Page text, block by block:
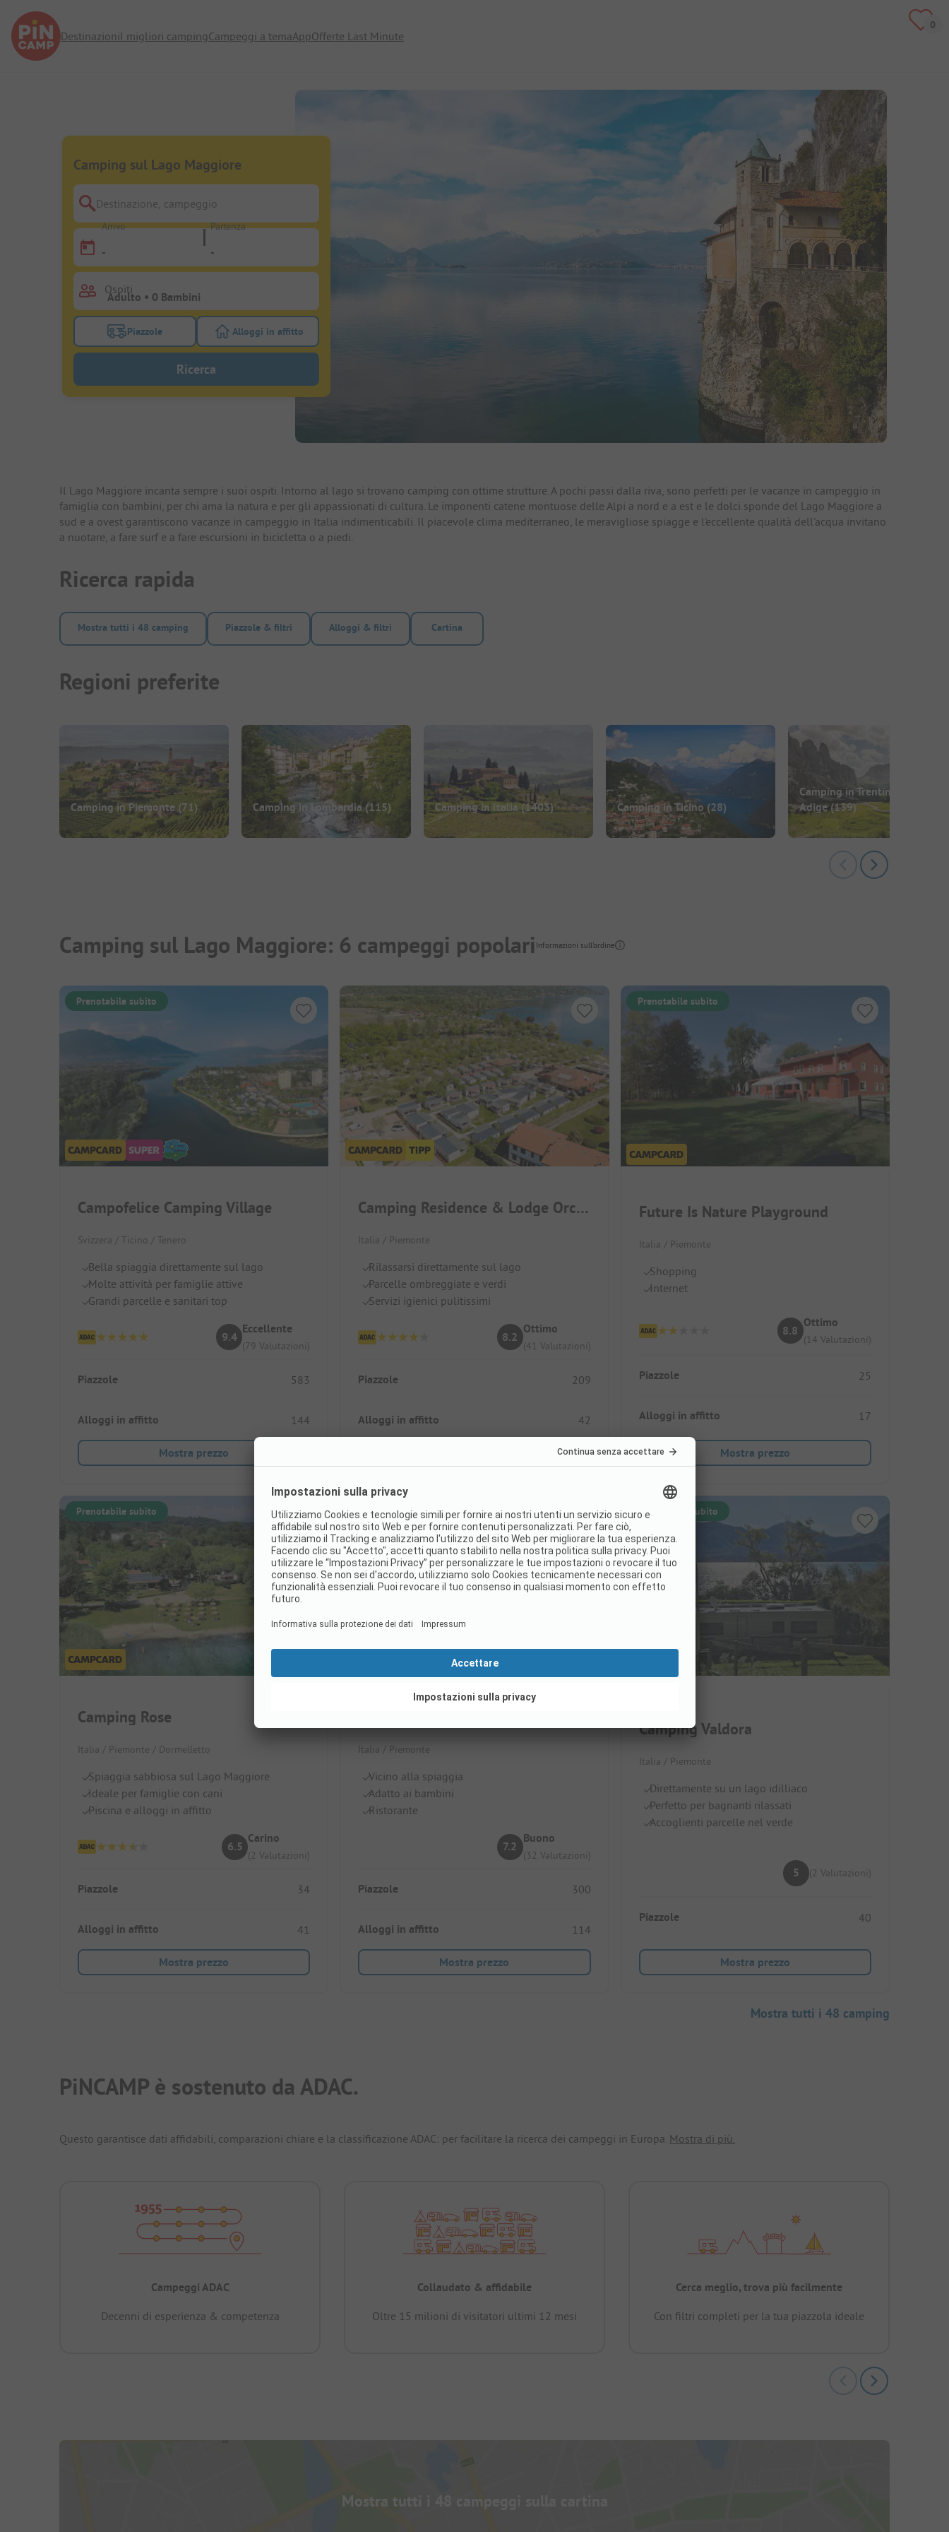
DestinazioniI migliori campingCampeggi a temaAppOfferte Last Minute
Camping sul Lago Maggiore
Destinazione, campeggio
Arrivo
-
Partenza
-
Ospiti
Attivare il filtro piazzole per cercare piazzole
Piazzole Attivare il filtro alloggi-in-affitto per cercare alloggi-in-affitto
Alloggi in affitto
Ricerca
Il Lago Maggiore incanta sempre i suoi ospiti. Intorno al lago si trovano camping con ottime strutture. A pochi passi dalla riva, sono perfetti per le vacanze in campeggio in
famiglia con bambini, per chi ama la natura e per gli appassionati di cultura. Le imponenti catene montuose delle Alpi a nord e a est e le dolci sponde del Lago Maggiore a
sud e a ovest garantiscono vacanze in campeggio in Italia indimenticabili. Il piacevole clima mediterraneo, le meravigliose spiagge e l'eccellente qualità dell'acqua invitano
a nuotare, a fare surf e a fare escursioni in bicicletta o a piedi.
Ricerca rapida
Mostra tutti i 48 camping Piazzole & filtri Alloggi & filtri Cartina
Regioni preferite
Camping in Piemonte (71) Camping in Lombardia(115) Camping in Italia(1403) Camping in Ticino(28)
Camping in Trentino-Alto
Adige(139)
Camping sul Lago Maggiore: 6 campeggi popolari Informazioni sull'ordine
Prenotabile subito
Campofelice Camping Village
Svizzera / Ticino / Tenero
Bella spiaggia direttamente sul lago
Molte attività per famiglie attive
Grandi parcelle e sanitari top
9.4
Eccellente
(79 Valutazioni)
Piazzole 583
Alloggi in affitto 144
Mostra prezzo
Camping Residence & Lodge Orchidea
Italia / Piemonte
Rilassarsi direttamente sul lago
Parcelle ombreggiate e verdi
Servizi igienici pulitissimi
8.2
Ottimo
(41 Valutazioni)
Piazzole 209
Alloggi in affitto 42
Prenotabile subito
Future Is Nature Playground
Italia / Piemonte
Shopping
Internet
8.8
Ottimo
(14 Valutazioni)
Piazzole 25
Alloggi in affitto 17
Mostra prezzo
Prenotabile subito
Camping Rose
Italia / Piemonte / Dormelletto
Spiaggia sabbiosa sul Lago Maggiore
Ideale per famiglie con cani
Piscina e alloggi in affitto
6.5
Carino
(2 Valutazioni)
Piazzole 34
Alloggi in affitto 41
Mostra prezzo
Prenotabile subito
Italia / Piemonte
Vicino alla spiaggia
Adatto ai bambini
Ristorante
7.2
Buono
(32 Valutazioni)
Piazzole 300
Alloggi in affitto 114
Mostra prezzo
Prenotabile subito
Camping Valdora
Italia / Piemonte
Direttamente su un lago idilliaco
Perfetto per bagnanti rilassati
Accoglienti parcelle nel verde
5 (2 Valutazioni)
Piazzole 40
Mostra prezzo
Mostra tutti i 48 camping
PiNCAMP è sostenuto da ADAC.
Questo garantisce dati affidabili, comparazioni chiare e la classificazione ADAC: per facilitare la ricerca dei campeggi in Europa. Mostra di più.
Campeggi ADAC
Decenni di esperienza & competenza
Collaudato & affidabile
Oltre 15 milioni di visitatori ultimi 12 mesi
Cerca meglio, trova più facilmente
Con filtri completi per la tua piazzola ideale
Mostra tutti i 48 campeggi sulla cartina